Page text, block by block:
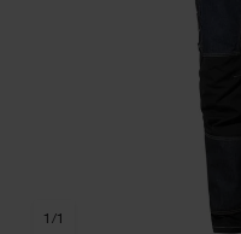
1 /1